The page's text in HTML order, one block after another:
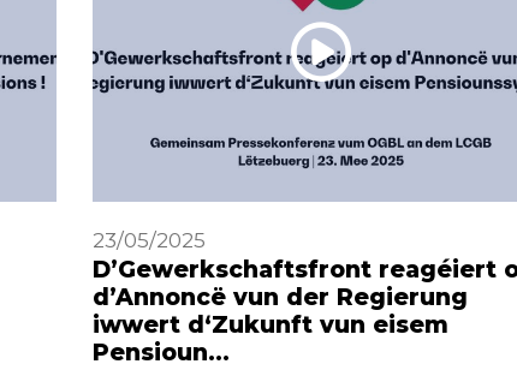
23/05/2025
D’Gewerkschaftsfront reagéiert
d’Annoncë vun der Regierung
iwwert d‘Zukunft vun eisem
Pensioun…